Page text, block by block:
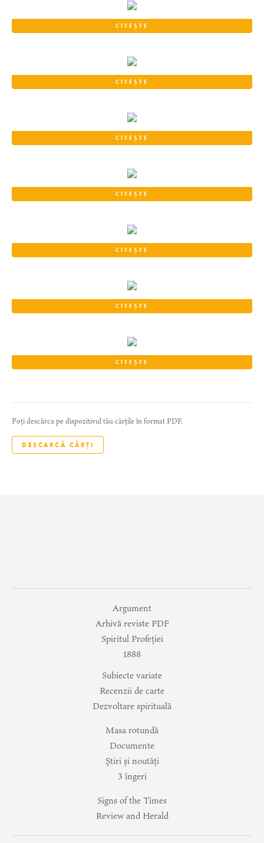
CITEȘTE
CITEȘTE
CITEȘTE
CITEȘTE
CITEȘTE
CITEȘTE
CITEȘTE
Poți descărca pe dispozitivul tău cărțile în format PDF.
DESCARCĂ CĂRȚI
Argument
Arhivă reviste PDF
Spiritul Profeției
1888
Subiecte variate
Recenzii de carte
Dezvoltare spirituală
Masa rotundă
Documente
Știri și noutăți
3 îngeri
Signs of the Times
Review and Herald